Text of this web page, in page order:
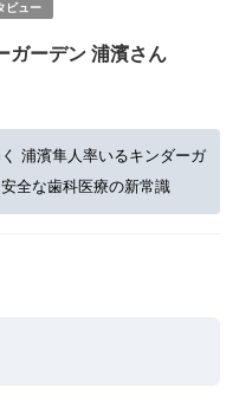
ビュー
ガーデン 浦濱さん
浦濱隼人率いるキンダーガ
全な歯科医療の新常識